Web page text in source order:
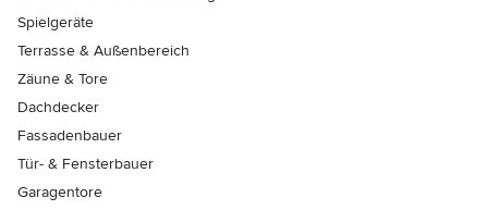
Spielgeräte
Terrasse & Außenbereich
Zäune & Tore
Dachdecker
Fassadenbauer
Tür- & Fensterbauer
Garagentore